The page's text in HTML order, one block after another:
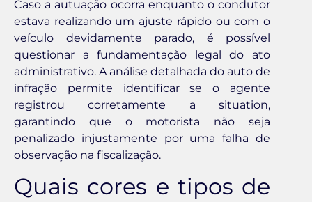
Caso a autuação ocorra enquanto o condutor
estava realizando um ajuste rápido ou com o
veículo devidamente parado, é possível
questionar a fundamentação legal do ato
administrativo. A análise detalhada do auto de
infração permite identificar se o agente
registrou corretamente a situation,
garantindo que o motorista não seja
penalizado injustamente por uma falha de
observação na fiscalização.
Quais cores e tipos de